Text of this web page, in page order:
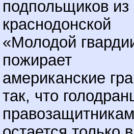
подпольщиков из
краснодонской
«Молодой
пожирает
американские
так, что
правозащитникам